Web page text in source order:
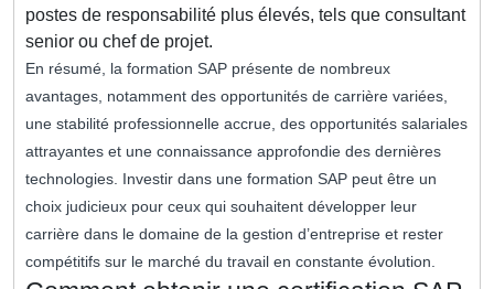
postes de responsabilité plus élevés, tels que consultant
senior ou chef de projet.
En résumé, la formation SAP présente de nombreux
avantages, notamment des opportunités de carrière variées,
une stabilité professionnelle accrue, des opportunités salariales
attrayantes et une connaissance approfondie des dernières
technologies. Investir dans une formation SAP peut être un
choix judicieux pour ceux qui souhaitent développer leur
carrière dans le domaine de la gestion d’entreprise et rester
compétitifs sur le marché du travail en constante évolution.